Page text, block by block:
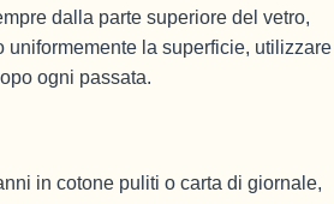
dalla parte superiore del vetro,
uniformemente la superficie,
ogni passata.
in cotone puliti o carta di giornale,